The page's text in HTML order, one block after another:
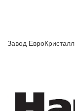
Завод ЕвроКристалл